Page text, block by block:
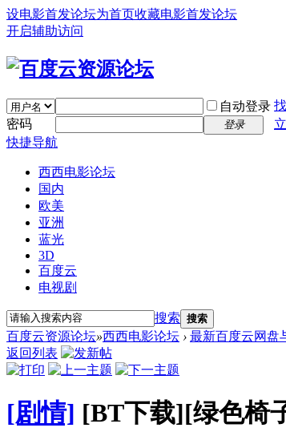
设电影首发论坛为首页收藏电影首发论坛
开启辅助访问
自动登录
密码
登录
快捷导航
西西电影论坛
国内
欧美
亚洲
蓝光
3D
百度云
电视剧
搜索 搜索
百度云资源论坛»西西电影论坛 › 最新百度云网盘
返回列表
[剧情] [BT下载][绿色椅